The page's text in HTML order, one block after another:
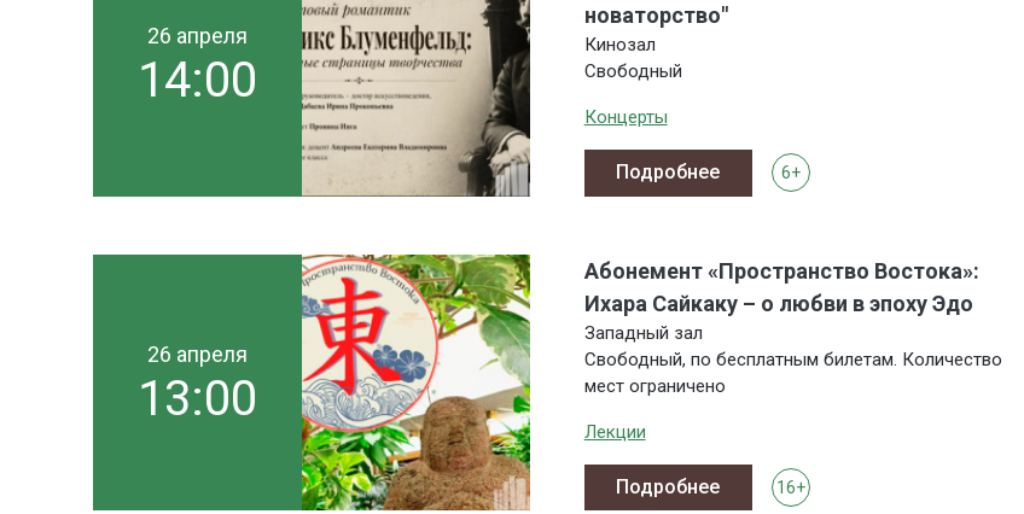
26 апреля
14:00
новаторство"
Кинозал
Свободный
Концерты
6+
Подробнее
26 апреля
13:00
Абонемент «Пространство Востока»:
Ихара Сайкаку – о любви в эпоху Эдо
Западный зал
Свободный, по бесплатным билетам. Количество
мест ограничено
Лекции
16+
Подробнее